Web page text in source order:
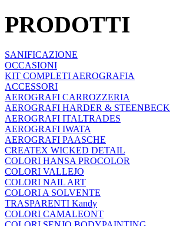
PRODOTTI
SANIFICAZIONE
OCCASIONI
KIT COMPLETI AEROGRAFIA
ACCESSORI
AEROGRAFI CARROZZERIA
AEROGRAFI HARDER & STEENBECK
AEROGRAFI ITALTRADES
AEROGRAFI IWATA
AEROGRAFI PAASCHE
CREATEX WICKED DETAIL
COLORI HANSA PROCOLOR
COLORI VALLEJO
COLORI NAIL ART
COLORI A SOLVENTE
TRASPARENTI Kandy
COLORI CAMALEONT